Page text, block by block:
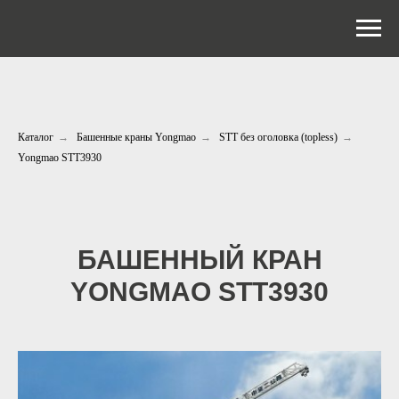
Каталог → Башенные краны Yongmao → STT без оголовка (topless) →
Yongmao STT3930
БАШЕННЫЙ КРАН
YONGMAO STT3930